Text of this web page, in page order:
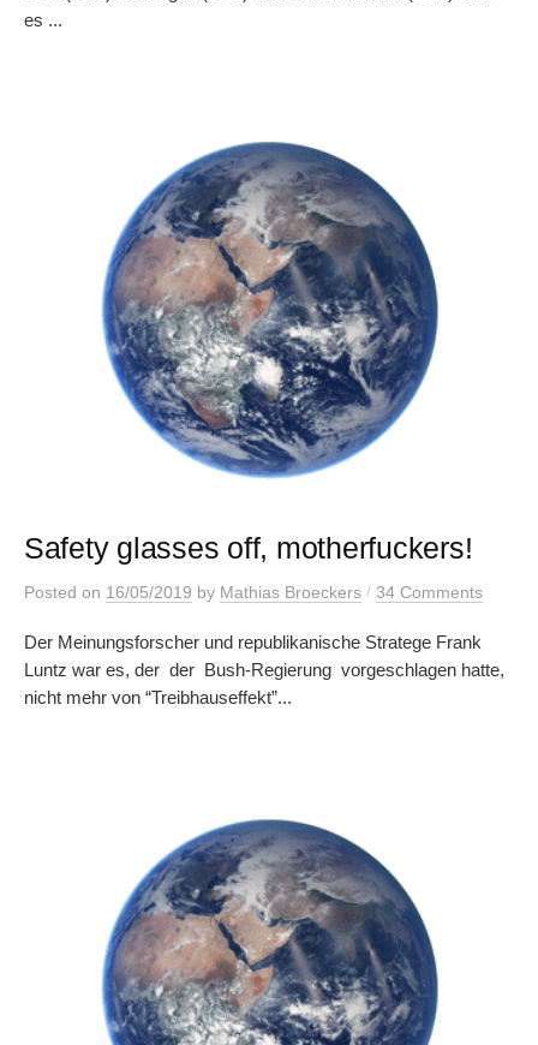
es ...
Safety glasses off, motherfuckers!
Posted on 16/05/2019 by Mathias Broeckers / 34 Comments
Der Meinungsforscher und republikanische Stratege Frank
Luntz war es, der der Bush-Regierung vorgeschlagen hatte,
nicht mehr von “Treibhauseffekt”...